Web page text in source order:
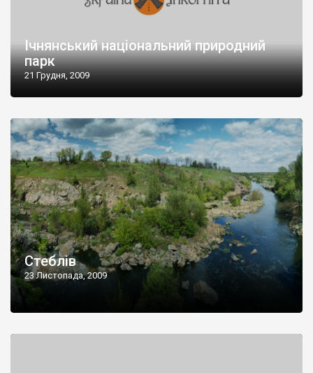
Ічнянський національний природний
парк
21 Грудня, 2009
Стеблів
23 Листопада, 2009